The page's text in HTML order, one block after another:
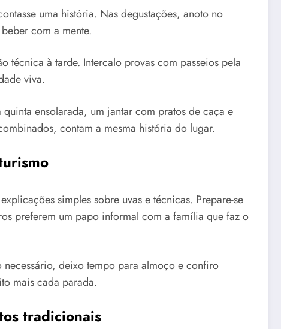
uma história. Nas degustações, anoto no
com a mente.
técnica à tarde. Intercalo provas com passeios pela
viva.
ensolarada, um jantar com pratos de caça e
contam a mesma história do lugar.
simples sobre uvas e técnicas. Prepare-se
preferem um papo informal com a família que faz o
necessário, deixo tempo para almoço e confiro
mais cada parada.
tradicionais